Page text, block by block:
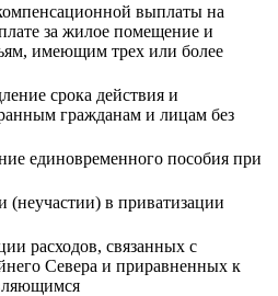
выплаты на
за жилое помещение и
имеющим трех или более
срока действия и
гражданам и лицам без
единовременного пособия при
(неучастии) в приватизации
расходов, связанных с
Севера и приравненных к